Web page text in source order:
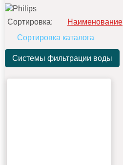
Сортировка: Наименование
Сортировка каталога
Системы фильтрации воды